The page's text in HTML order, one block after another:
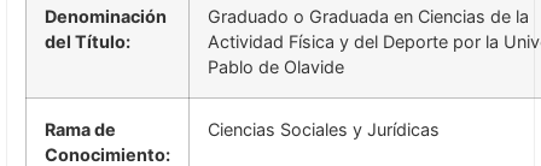
Denominación
del Título:
Graduado o Graduada en Ciencias de la
Actividad Física y del Deporte por la
Pablo de Olavide
Rama de
Conocimiento:
Ciencias Sociales y Jurídicas